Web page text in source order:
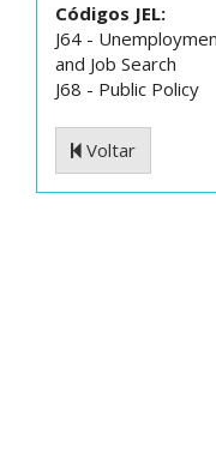
Códigos JEL:
J64 -
and Job Search
J68 - Public Policy
Voltar